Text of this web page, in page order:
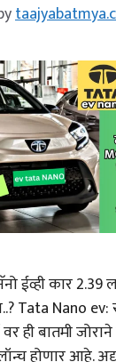
ईव्ही कार 2.39
Tata Nano ev:
ही बातमी
होणार आहे.